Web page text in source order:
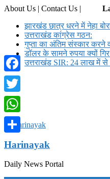
About Us | Contact Us |
झारखंड छात्र धरने में नेहा
उत्तराखंड कांग्रेस गठन:
गुप्ता का अंतिम संस्कार करने
डॉलर के सामने रुपया क्यों
उत्तराखंड SIR: 24 लाख में
Harinayak
Daily News Portal
Facebook
Twitter
WhatsApp
Share